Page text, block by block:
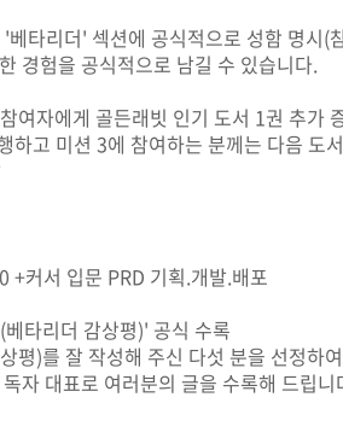
타리더' 섹션에 공식적으로 성함 명시(
경험을 공식적으로 남길 수 있습니다.
여자에게 골든래빗 인기 도서 1권 추가
고 미션 3에 참여하는 분께는 다음 도
+커서 입문 PRD 기획.개발.배포
타리더 감상평)' 공식 수록
평)를 잘 작성해 주신 다섯 분을 선정하
자 대표로 여러분의 글을 수록해 드립니